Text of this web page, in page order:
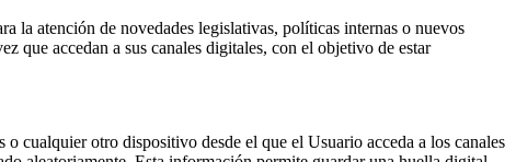
la atención de novedades legislativas, políticas internas o nuevos
que accedan a sus canales digitales, con el objetivo de estar
cualquier otro dispositivo desde el que el Usuario acceda a los canales